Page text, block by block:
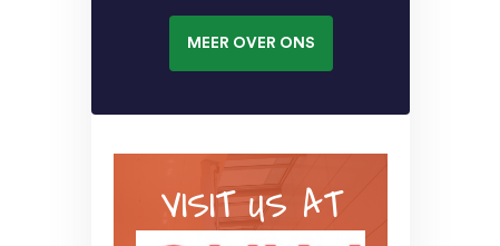
MEER OVER ONS
VISIT US AT